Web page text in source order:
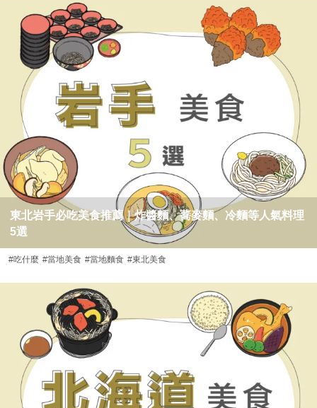
東北岩手必吃美食推薦｜炸醬麵、蕎麥麵、冷麵等人氣料理
5選
#吃什麼 #當地美食 #當地麵食 #東北美食